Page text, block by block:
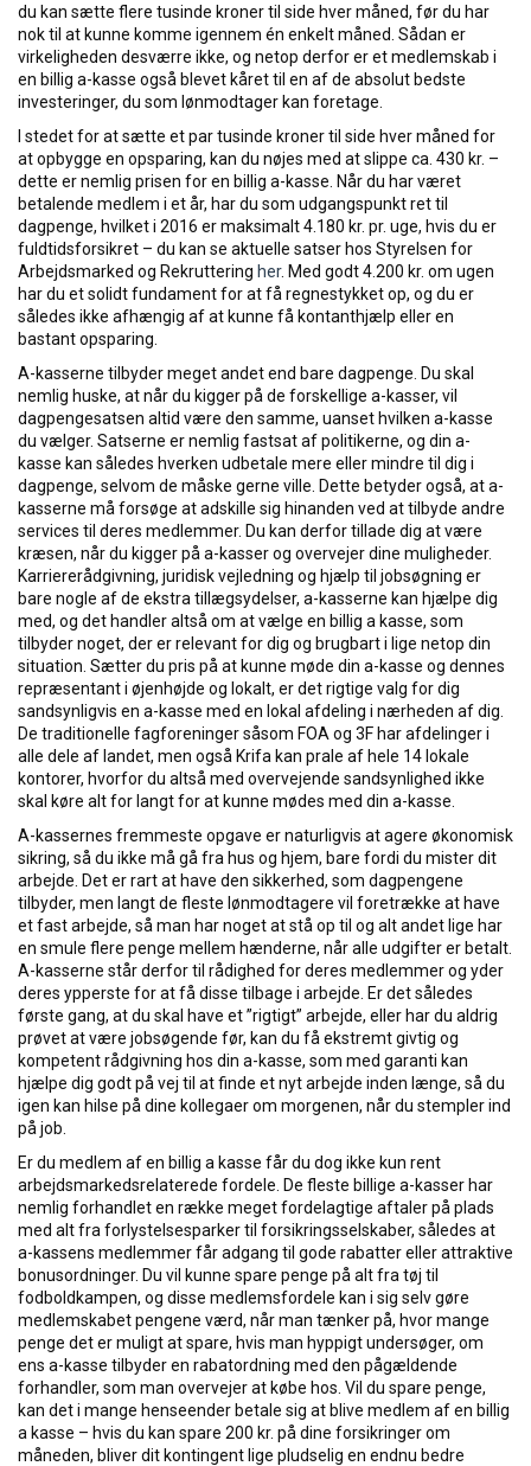
du kan sætte flere tusinde kroner til side hver måned, før du har
nok til at kunne komme igennem én enkelt måned. Sådan er
virkeligheden desværre ikke, og netop derfor er et medlemskab i
en billig a-kasse også blevet kåret til en af de absolut bedste
investeringer, du som lønmodtager kan foretage.
I stedet for at sætte et par tusinde kroner til side hver måned for
at opbygge en opsparing, kan du nøjes med at slippe ca. 430 kr. –
dette er nemlig prisen for en billig a-kasse. Når du har været
betalende medlem i et år, har du som udgangspunkt ret til
dagpenge, hvilket i 2016 er maksimalt 4.180 kr. pr. uge, hvis du er
fuldtidsforsikret – du kan se aktuelle satser hos Styrelsen for
Arbejdsmarked og Rekruttering her. Med godt 4.200 kr. om ugen
har du et solidt fundament for at få regnestykket op, og du er
således ikke afhængig af at kunne få kontanthjælp eller en
bastant opsparing.
A-kasserne tilbyder meget andet end bare dagpenge. Du skal
nemlig huske, at når du kigger på de forskellige a-kasser, vil
dagpengesatsen altid være den samme, uanset hvilken a-kasse
du vælger. Satserne er nemlig fastsat af politikerne, og din a-
kasse kan således hverken udbetale mere eller mindre til dig i
dagpenge, selvom de måske gerne ville. Dette betyder også, at a-
kasserne må forsøge at adskille sig hinanden ved at tilbyde andre
services til deres medlemmer. Du kan derfor tillade dig at være
kræsen, når du kigger på a-kasser og overvejer dine muligheder.
Karriererådgivning, juridisk vejledning og hjælp til jobsøgning er
bare nogle af de ekstra tillægsydelser, a-kasserne kan hjælpe dig
med, og det handler altså om at vælge en billig a kasse, som
tilbyder noget, der er relevant for dig og brugbart i lige netop din
situation. Sætter du pris på at kunne møde din a-kasse og dennes
repræsentant i øjenhøjde og lokalt, er det rigtige valg for dig
sandsynligvis en a-kasse med en lokal afdeling i nærheden af dig.
De traditionelle fagforeninger såsom FOA og 3F har afdelinger i
alle dele af landet, men også Krifa kan prale af hele 14 lokale
kontorer, hvorfor du altså med overvejende sandsynlighed ikke
skal køre alt for langt for at kunne mødes med din a-kasse.
A-kassernes fremmeste opgave er naturligvis at agere økonomisk
sikring, så du ikke må gå fra hus og hjem, bare fordi du mister dit
arbejde. Det er rart at have den sikkerhed, som dagpengene
tilbyder, men langt de fleste lønmodtagere vil foretrække at have
et fast arbejde, så man har noget at stå op til og alt andet lige har
en smule flere penge mellem hænderne, når alle udgifter er betalt.
A-kasserne står derfor til rådighed for deres medlemmer og yder
deres ypperste for at få disse tilbage i arbejde. Er det således
første gang, at du skal have et ”rigtigt” arbejde, eller har du aldrig
prøvet at være jobsøgende før, kan du få ekstremt givtig og
kompetent rådgivning hos din a-kasse, som med garanti kan
hjælpe dig godt på vej til at finde et nyt arbejde inden længe, så du
igen kan hilse på dine kollegaer om morgenen, når du stempler ind
på job.
Er du medlem af en billig a kasse får du dog ikke kun rent
arbejdsmarkedsrelaterede fordele. De fleste billige a-kasser har
nemlig forhandlet en række meget fordelagtige aftaler på plads
med alt fra forlystelsesparker til forsikringsselskaber, således at
a-kassens medlemmer får adgang til gode rabatter eller attraktive
bonusordninger. Du vil kunne spare penge på alt fra tøj til
fodboldkampen, og disse medlemsfordele kan i sig selv gøre
medlemskabet pengene værd, når man tænker på, hvor mange
penge det er muligt at spare, hvis man hyppigt undersøger, om
ens a-kasse tilbyder en rabatordning med den pågældende
forhandler, som man overvejer at købe hos. Vil du spare penge,
kan det i mange henseender betale sig at blive medlem af en billig
a kasse – hvis du kan spare 200 kr. på dine forsikringer om
måneden, bliver dit kontingent lige pludselig en endnu bedre